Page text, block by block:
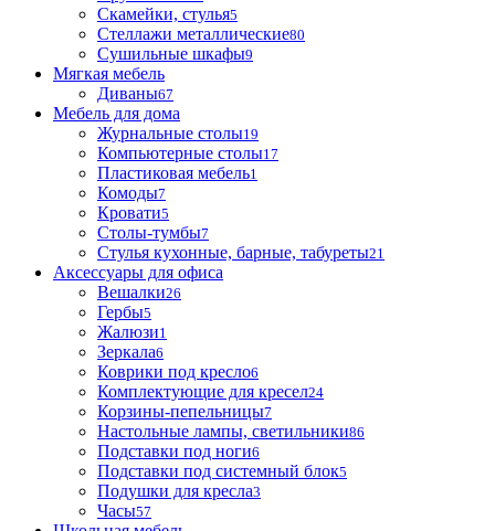
Скамейки, стулья5
Стеллажи металлические80
Сушильные шкафы9
Мягкая мебель
Диваны67
Мебель для дома
Журнальные столы19
Компьютерные столы17
Пластиковая мебель1
Комоды7
Кровати5
Столы-тумбы7
Стулья кухонные, барные, табуреты21
Аксессуары для офиса
Вешалки26
Гербы5
Жалюзи1
Зеркала6
Коврики под кресло6
Комплектующие для кресел24
Корзины-пепельницы7
Настольные лампы, светильники86
Подставки под ноги6
Подставки под системный блок5
Подушки для кресла3
Часы57